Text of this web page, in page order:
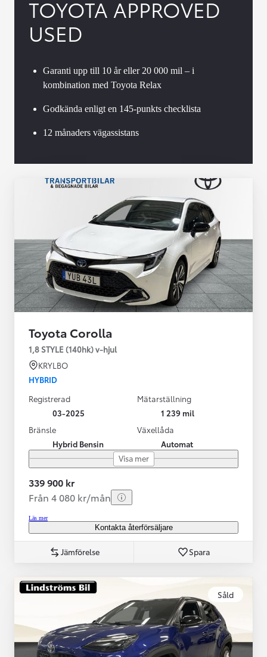
TOYOTA APPROVED
USED
Garanti upp till 10 år eller 20 000 mil – i
kombination med Toyota Relax
Godkända enligt en 145-punkts checklista
12 månaders vägassistans
Toyota Corolla
1,8 STYLE (140hk) v-hjul
KRYLBO
HYBRID
Registrerad
03-2025
Mätarställning
1 239 mil
Bränsle
Hybrid Bensin
Växellåda
Automat
Visa mer
339 900 kr
Från 4 080 kr/mån
Läs mer
Kontakta återförsäljare
Jämförelse Spara
Såld